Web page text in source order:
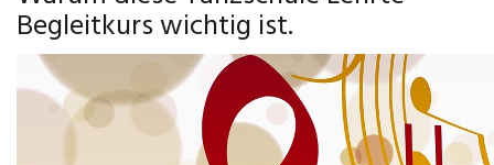
Begleitkurs wichtig ist.